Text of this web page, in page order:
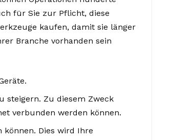
für Sie zur Pflicht, diese
kaufen, damit sie länger
Branche vorhanden sein
steigern. Zu diesem Zweck
verbunden werden können.
können. Dies wird Ihre